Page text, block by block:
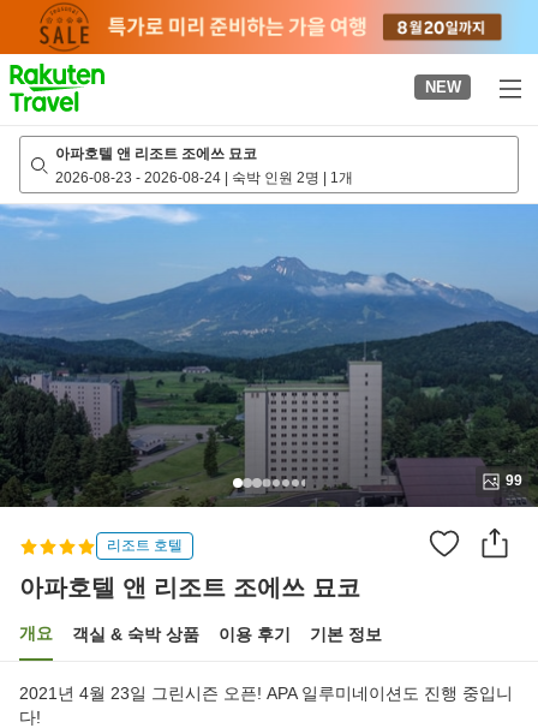
page
NEW
아파호텔 앤 리조트 조에쓰 묘코
2026-08-23 - 2026-08-24 | 숙박 인원 2명 | 1개
99
리조트 호텔
아파호텔 앤 리조트 조에쓰 묘코
개요 객실 & 숙박 상품 이용 후기 기본 정보
2021년 4월 23일 그린시즌 오픈! APA 일루미네이션도 진행 중입니
다!